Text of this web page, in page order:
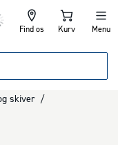
Find os Kurv Menu
skiver /